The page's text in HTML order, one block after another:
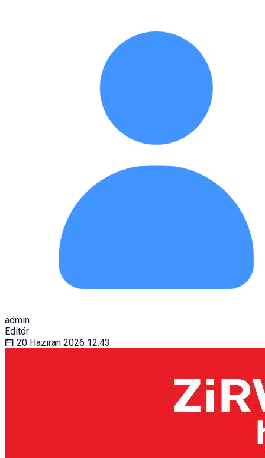
admin
Editör
20 Haziran 2026 12:43